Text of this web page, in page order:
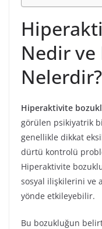
Nedir
Nelerdir?
Hiperaktivite
görülen psikiyatrik
genellikle dikkat
dürtü kontrolü
Hiperaktivite
sosyal ilişkilerini ve
yönde etkileyebilir.
Bu bozukluğun